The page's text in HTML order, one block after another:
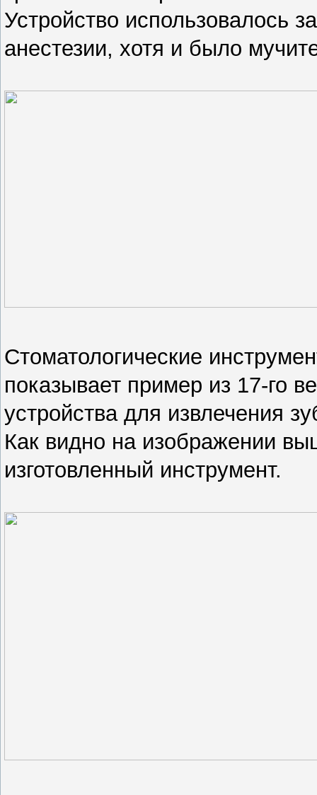
Устройство использовалось
анестезии, хотя и было
Стоматологические
показывает пример из 17-го
устройства для извлечения
Как видно на изображении
изготовленный инструмент.